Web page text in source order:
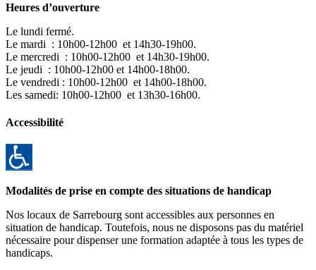
Heures d’ouverture
Le lundi fermé.
Le mardi : 10h00-12h00 et 14h30-19h00.
Le mercredi : 10h00-12h00 et 14h30-19h00.
Le jeudi : 10h00-12h00 et 14h00-18h00.
Le vendredi : 10h00-12h00 et 14h00-18h00.
Les samedi: 10h00-12h00 et 13h30-16h00.
Accessibilité
Modalités de prise en compte des situations de handicap
Nos locaux de Sarrebourg sont accessibles aux personnes en
situation de handicap. Toutefois, nous ne disposons pas du matériel
nécessaire pour dispenser une formation adaptée à tous les types de
handicaps.